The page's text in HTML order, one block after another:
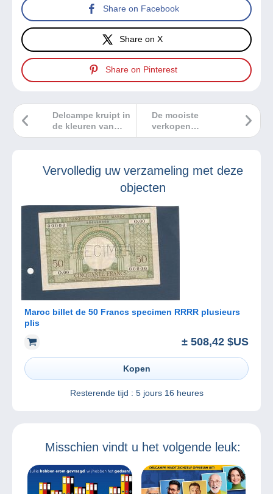
Share on Facebook
Share on X
Share on Pinterest
De mooiste
verkopen
Delcampe februari
Delcampe kruipt in
de kleuren van
Valentijn
Vervolledig uw verzameling met deze
objecten
Maroc billet de 50 Francs specimen RRRR plusieurs
plis
± 508,42 $US
Kopen
Resterende tijd : 5 jours 16 heures
Misschien vindt u het volgende leuk: